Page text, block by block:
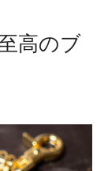
高のブ